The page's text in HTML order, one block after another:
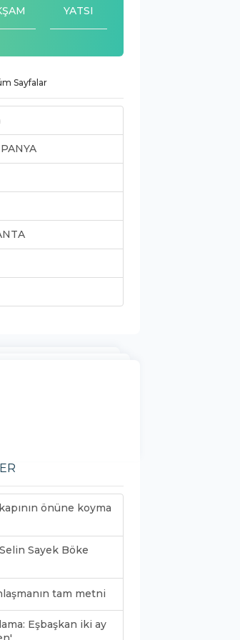
YATSI
Sayfalar
önüne koyma
Sayek Böke
tam metni
Eşbaşkan iki ay